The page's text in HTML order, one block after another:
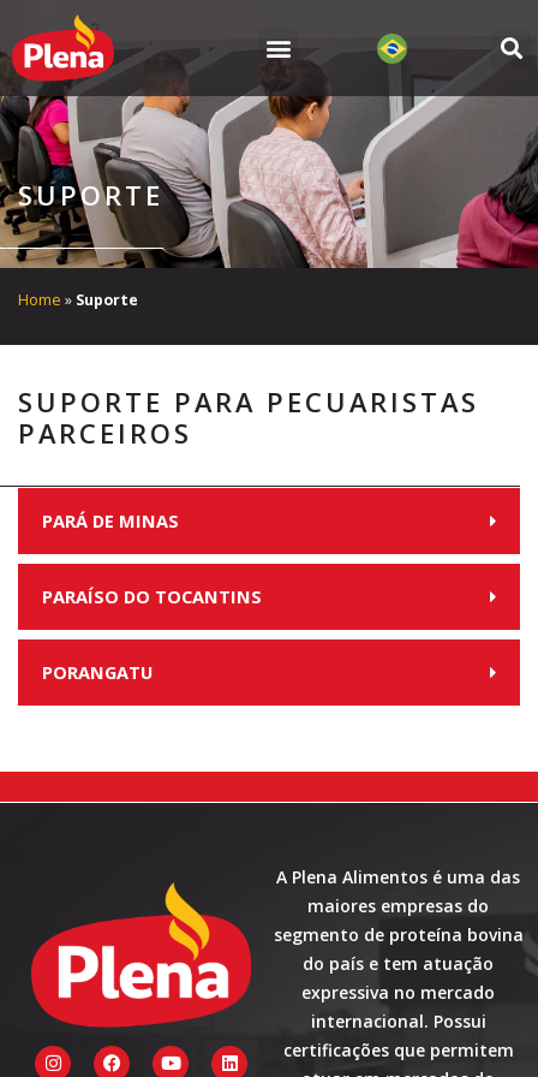
para
o
conteúdo
SUPORTE
Home » Suporte
SUPORTE PARA PECUARISTAS
PARCEIROS
PARÁ DE MINAS
PARAÍSO DO TOCANTINS
PORANGATU
I
n
F
a
Y
o
L
i
A Plena Alimentos é uma das
maiores empresas do
segmento de proteína bovina
do país e tem atuação
expressiva no mercado
internacional. Possui
certificações que permitem